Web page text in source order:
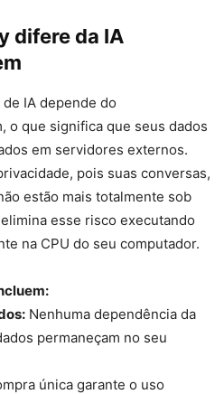
difere da IA
IA depende do
o que significa que seus dados
em servidores externos.
pois suas conversas,
estão mais totalmente sob
esse risco executando
na CPU do seu computador.
Nenhuma dependência da
permaneçam no seu
única garante o uso